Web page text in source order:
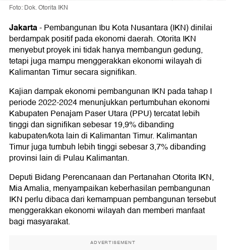
Foto: Dok. Otorita IKN
Jakarta-Pembangunan Ibu Kota Nusantara (IKN) dinilai
berdampak positif pada ekonomi daerah. Otorita IKN
menyebut proyek ini tidak hanya membangun gedung,
tetapi juga mampu menggerakkan ekonomi wilayah di
Kalimantan Timur secara signifikan.
Kajian dampak ekonomi pembangunan IKN pada tahap I
periode 2022-2024 menunjukkan pertumbuhan ekonomi
Kabupaten Penajam Paser Utara (PPU) tercatat lebih
tinggi dan signifikan sebesar 19,9% dibanding
kabupaten/kota lain di Kalimantan Timur. Kalimantan
Timur juga tumbuh lebih tinggi sebesar 3,7% dibanding
provinsi lain di Pulau Kalimantan.
Deputi Bidang Perencanaan dan Pertanahan Otorita IKN,
Mia Amalia, menyampaikan keberhasilan pembangunan
IKN perlu dibaca dari kemampuan pembangunan tersebut
menggerakkan ekonomi wilayah dan memberi manfaat
bagi masyarakat.
ADVERTISEMENT